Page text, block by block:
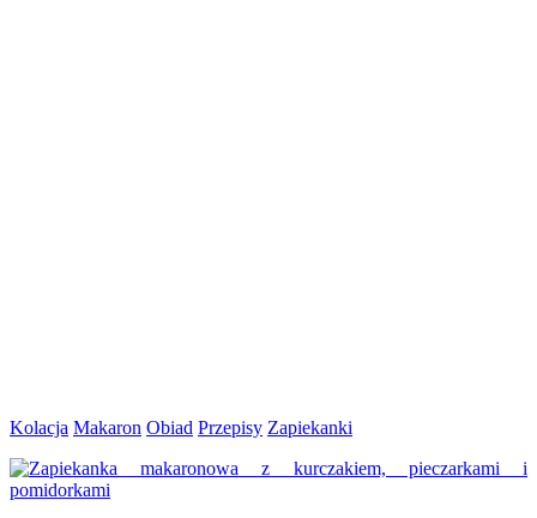
Kolacja Makaron Obiad Przepisy Zapiekanki